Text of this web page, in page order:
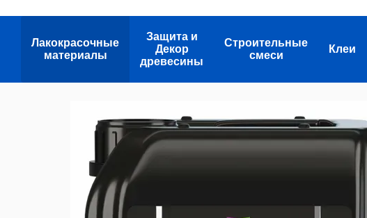
Лакокрасочные
материалы
Защита и
Декор
древесины
Строительные
смеси
Клеи